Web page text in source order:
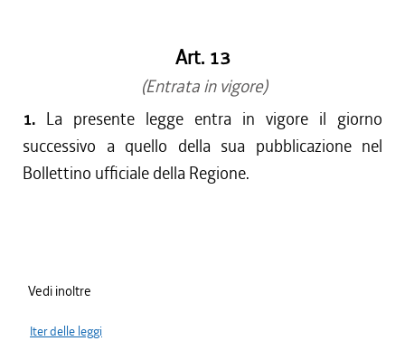
Art. 13
(Entrata in vigore)
1. La presente legge entra in vigore il giorno
successivo a quello della sua pubblicazione nel
Bollettino ufficiale della Regione.
Vedi inoltre
Iter delle leggi